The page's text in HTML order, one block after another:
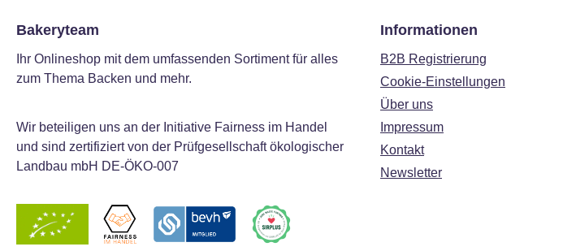
Bakeryteam
Ihr Onlineshop mit dem umfassenden Sortiment für alles
zum Thema Backen und mehr.
Wir beteiligen uns an der Initiative Fairness im Handel
und sind zertifiziert von der Prüfgesellschaft ökologischer
Landbau mbH DE-ÖKO-007
Informationen
B2B Registrierung
Cookie-Einstellungen
Über uns
Impressum
Kontakt
Newsletter